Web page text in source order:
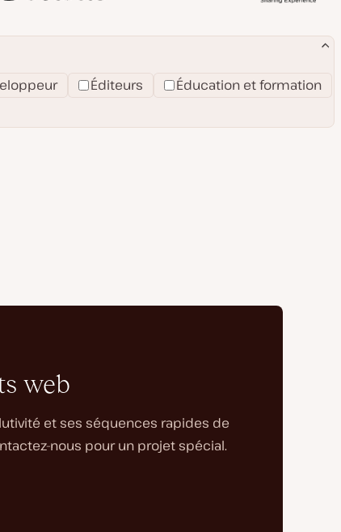
Éditeurs
Éducation et formation
web
et ses séquences rapides de
nous pour un projet spécial.